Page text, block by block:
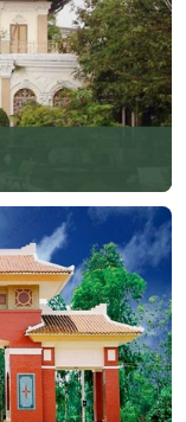
nơi lý tưởng để tìm